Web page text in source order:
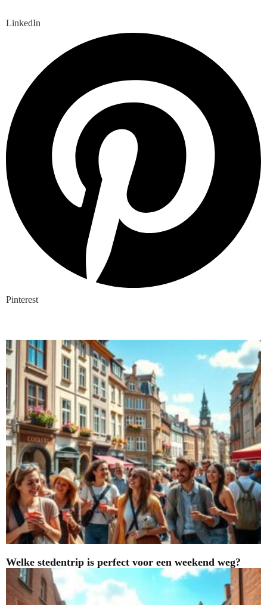
LinkedIn
Pinterest
Welke stedentrip is perfect voor een weekend weg?